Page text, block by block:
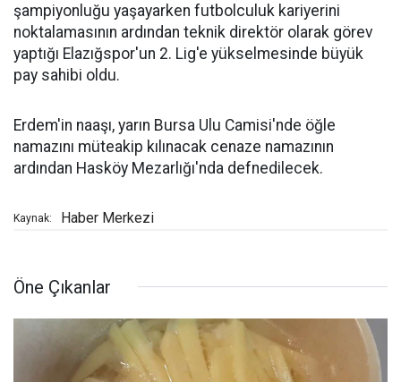
şampiyonluğu yaşayarken futbolculuk kariyerini
noktalamasının ardından teknik direktör olarak görev
yaptığı Elazığspor'un 2. Lig'e yükselmesinde büyük
pay sahibi oldu.
Erdem'in naaşı, yarın Bursa Ulu Camisi'nde öğle
namazını müteakip kılınacak cenaze namazının
ardından Hasköy Mezarlığı'nda defnedilecek.
Kaynak: Haber Merkezi
Öne Çıkanlar